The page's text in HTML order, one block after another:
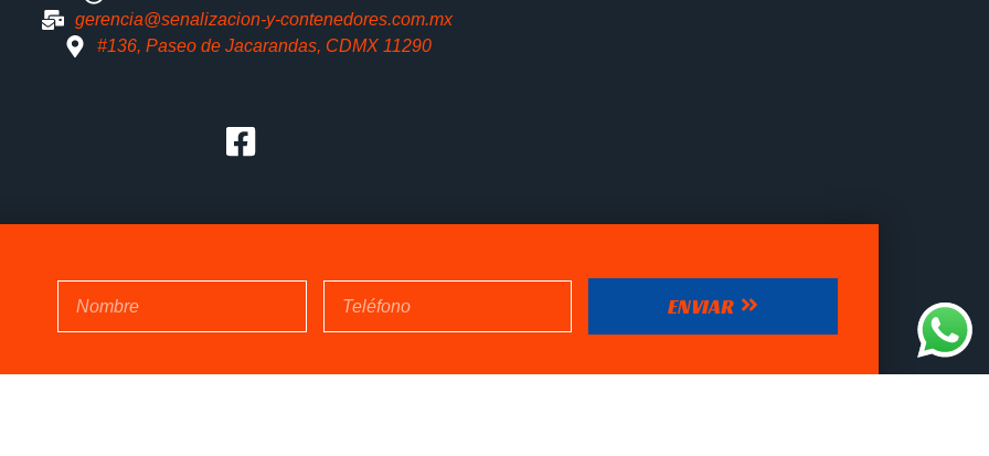
gerencia@senalizacion-y-contenedores.com.mx
#136, Paseo de Jacarandas, CDMX 11290
ENVIAR